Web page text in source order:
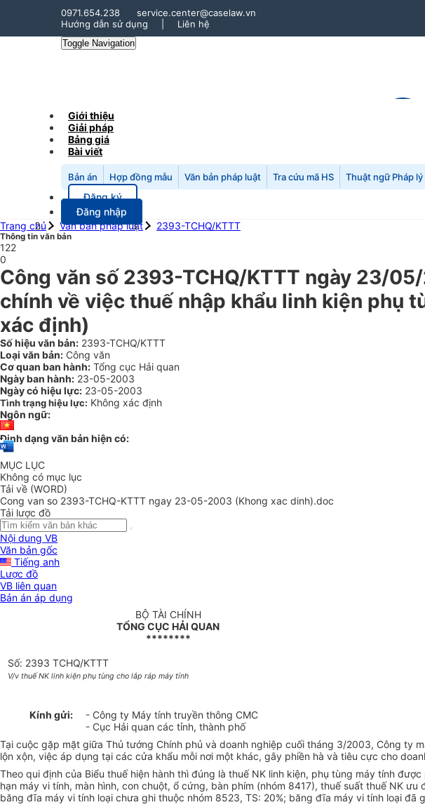
0971.654.238
service.center@caselaw.vn
Hướng dẫn sử dụng
Liên hệ
Toggle Navigation
Giới thiệu
Giải pháp
Bảng giá
Bài viết
Bản án Hợp đồng mẫu Văn bản pháp luật Tra cứu mã HS Thuật ngữ Pháp lý
Đăng ký
Đăng nhập
Trang chủ
Văn bản pháp luật 2393-TCHQ/KTTT
Thông tin văn bản
122
0
Công văn số 2393-TCHQ/KTTT ngày 23/
chính về việc thuế nhập khẩu linh kiện phụ
xác định)
Số hiệu văn bản: 2393-TCHQ/KTTT
Loại văn bản: Công văn
Cơ quan ban hành: Tổng cục Hải quan
Ngày ban hành: 23-05-2003
Ngày có hiệu lực: 23-05-2003
Tình trạng hiệu lực: Không xác định
Ngôn ngữ:
Định dạng văn bản hiện có:
MỤC LỤC
Không có mục lục
Tải về (WORD)
Cong van so 2393-TCHQ-KTTT ngay 23-05-2003 (Khong xac dinh).doc
Tải lược đồ
Nội dung VB
Văn bản gốc
Tiếng anh
Lược đồ
VB liên quan
Bản án áp dụng
BỘ TÀI CHÍNH
TỔNG CỤC HẢI QUAN
********
Số: 2393 TCHQ/KTTT
V/v thuế NK linh kiện phụ tùng cho lắp ráp máy tính
Kính gửi:
- Công ty Máy tính truyền thông CMC
- Cục Hải quan các tỉnh, thành phố
Tại cuộc gặp mặt giữa Thủ tướng Chính phủ và doanh nghiệp cuối tháng 3/2003, Công ty
lộn xộn, việc áp dụng tại các cửa khẩu mỗi nơi một khác, gây phiền hà và tiêu cực cho
Theo qui định của Biểu thuế hiện hành thì đúng là thuế NK linh kiện, phụ tùng máy tính
hạn máy vi tính, màn hình, con chuột, ổ cứng, bàn phím (nhóm 8417), thuế suất thuế NK
băng đĩa máy vi tính loại chưa ghi thuộc nhóm 8523, TS: 20%; băng đĩa máy vi tính loại đã